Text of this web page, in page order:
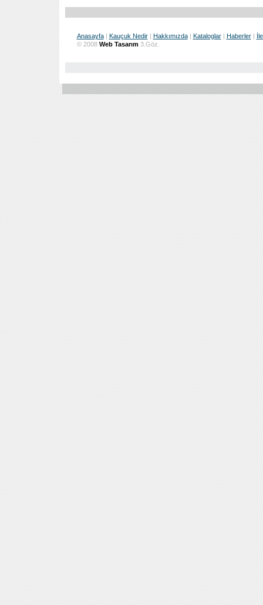
Anasayfa| Kauçuk Nedir| Hakkımızda| Kataloglar| Haberler|
© 2008 Web Tasarım3.Göz.